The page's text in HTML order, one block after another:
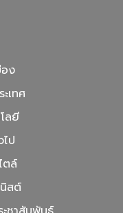
อง
เทศ
ลยี
ป
ตล์
สต์